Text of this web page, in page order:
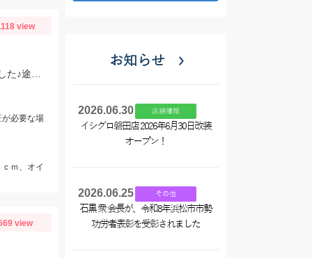
view
必要な場
ｍ、オイ
view
お知らせ
2026.06.30 店舗情報
イシグロ磐田店 2026年6月30日改装
オープン！
2026.06.25 その他
石黒 衆 会長が、令和8年浜松市市勢
功労者表彰を受彰されました